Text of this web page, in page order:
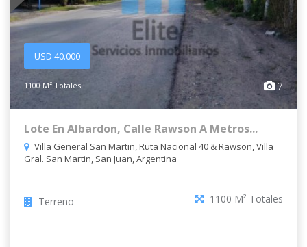
USD 40.000
1100 M² Totales 7
Lote En Albardon, Calle Rawson A Metros...
Villa General San Martin, Ruta Nacional 40 & Rawson, Villa
Gral. San Martin, San Juan, Argentina
Terreno 1100 M² Totales